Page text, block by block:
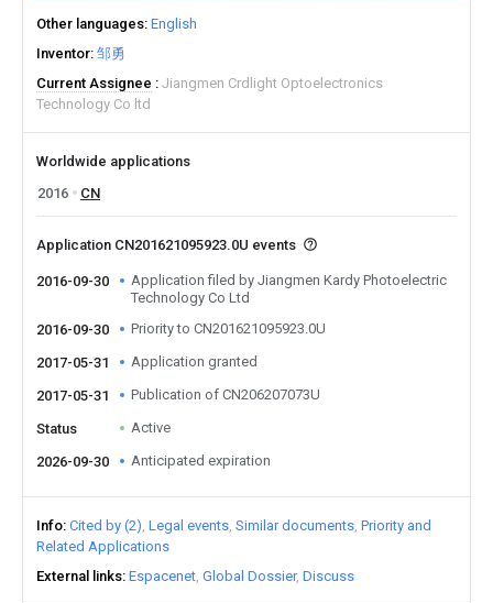
Other languages English
Inventor 邹勇
Current Assignee
Jiangmen Crdlight Optoelectronics
Technology Co ltd
Worldwide applications
2016
CN
Application CN201621095923.0U events
2016-09-30
Application filed by Jiangmen Kardy Photoelectric
Technology Co Ltd
2016-09-30
Priority to CN201621095923.0U
2017-05-31 Application granted
2017-05-31 Publication of CN206207073U
Status Active
2026-09-30 Anticipated expiration
Info Cited by (2) Legal events Similar documents Priority and
Related Applications
External links Espacenet Global Dossier Discuss